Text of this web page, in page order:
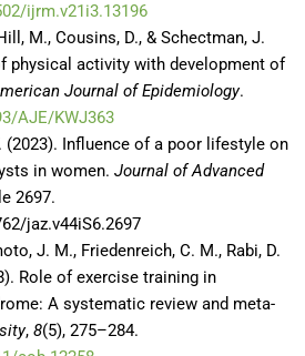
ijrm.v21i3.13196
M., Cousins, D., & Schectman, J.
physical activity with development of
Journal of Epidemiology.
AJE/KWJ363
(2023). Influence of a poor lifestyle on
in women. Journal of Advanced
2697.
jaz.v44iS6.2697
J. M., Friedenreich, C. M., Rabi, D.
Role of exercise training in
A systematic review and meta-
, 8(5), 275–284.